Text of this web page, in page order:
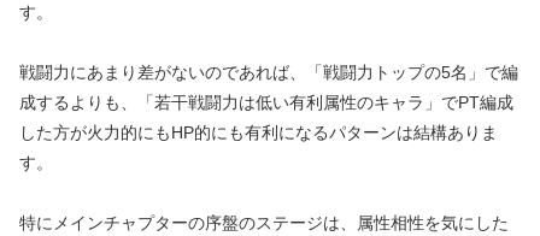
す。
戦闘力にあまり差がないのであれば、「戦闘力トップの5名」で編
成するよりも、「若干戦闘力は低い有利属性のキャラ」でPT編成
した方が火力的にもHP的にも有利になるパターンは結構ありま
す。
特にメインチャプターの序盤のステージは、属性相性を気にした